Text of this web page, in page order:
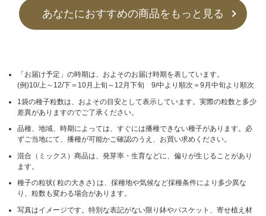
あなたにおすすめの商品をもっと見る
「お届け予定」の時期は、およそのお届け時期を表しています。
(例)10/上～12/下＝10月上旬～12月下旬 9/中より順次＝9月中旬より順次
1袋の種子粒数は、およその目安として表示しています。実際の粒数と多少
差異がありますのでご了承ください。
品種、地域、時期によっては、すぐには播種できない種子があります。必
ずご当地にて、播種が可能かご確認のうえ、お買い求めください。
混合（ミックス）商品は、発芽率・生育などに、偏りが生じることがあり
ます。
種子の粒状( 粒の大きさ) は、採種地や気候など採種条件により多少異な
り、粒数も変わる場合があります。
写真はイメージです。特別な表記がない限り鉢やバスケット、寄せ植え材